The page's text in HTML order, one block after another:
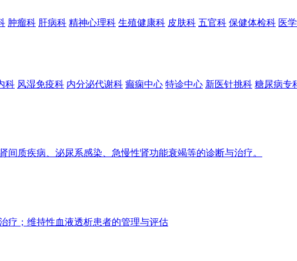
肿瘤科 肝病科 精神心理科 生殖健康科 皮肤科 五官科 保健体检科 医
科 风湿免疫科 内分泌代谢科 癫痫中心 特诊中心 新医针挑科 糖尿病专
质疾病、泌尿系感染、急慢性肾功能衰竭等的诊断与治疗。
疗；维持性血液透析患者的管理与评估